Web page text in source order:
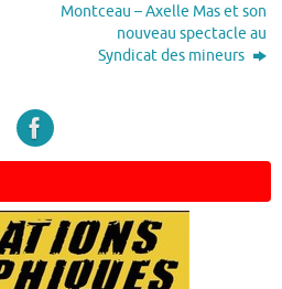
Montceau – Axelle Mas et son
nouveau spectacle au
Syndicat des mineurs